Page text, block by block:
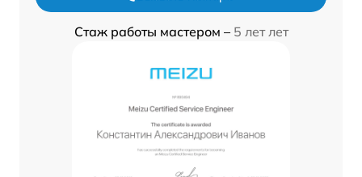
Стаж работы мастером – 5 лет лет